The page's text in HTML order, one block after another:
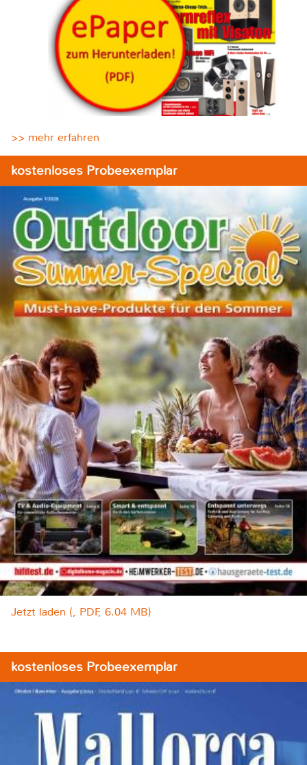
>> mehr erfahren
kostenloses Probeexemplar
Jetzt laden (, PDF, 6.04 MB)
kostenloses Probeexemplar